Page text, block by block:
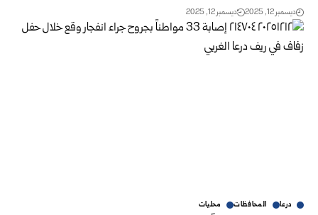
ديسمبر 12, 2025 ديسمبر 12, 2025
درعا المحافظات محليات